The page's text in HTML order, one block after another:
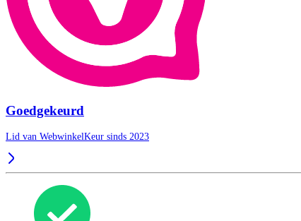
Goedgekeurd
Lid van WebwinkelKeur sinds 2023